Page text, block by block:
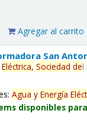
Agregar al carrito
San
Eléctrica, Sociedad del
Agua y Energía
disponibles